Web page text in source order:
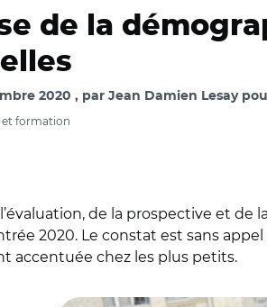
de la
2020 par Jean Damien Lesay
et formation
de la prospective et
2020. Le constat est sans
accentuée chez les plus petits.